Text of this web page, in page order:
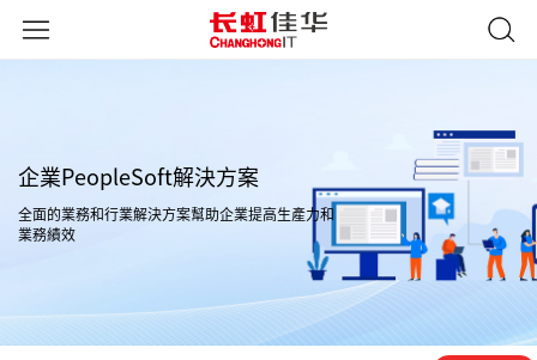
企業PeopleSoft解決方案
全面的業務和行業解決方案幫助企業提高生產力和
業務績效